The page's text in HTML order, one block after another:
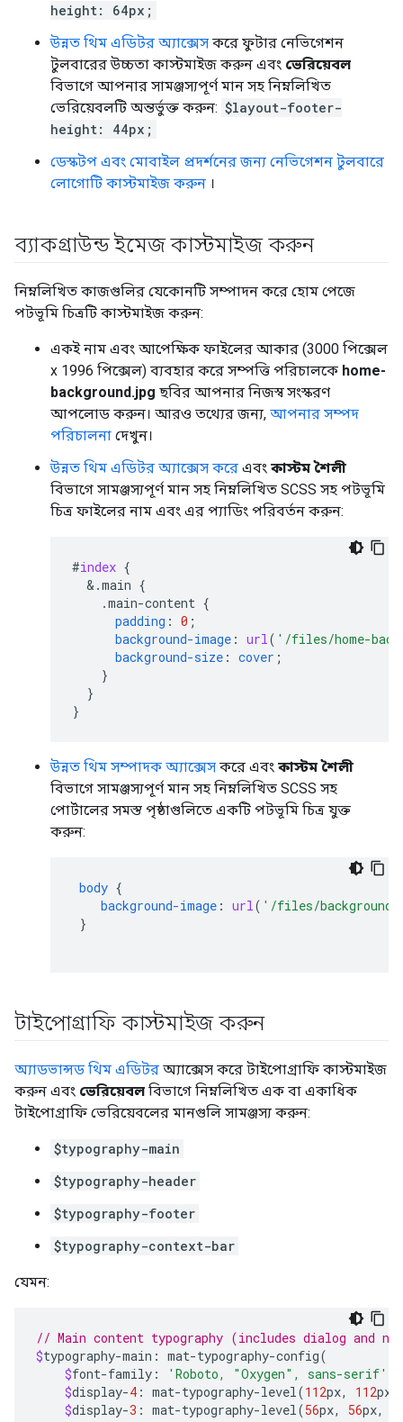
height: 64px;
উন্নত থিম এডিটর অ্যাক্সেস করে ফুটার নেভিগেশন
টুলবারের উচ্চতা কাস্টমাইজ করুন এবং ভেরিয়েবল
বিভাগে আপনার সামঞ্জস্যপূর্ণ মান সহ নিম্নলিখিত
ভেরিয়েবলটি অন্তর্ভুক্ত করুন: $layout-footer-
height: 44px;
ডেস্কটপ এবং মোবাইল প্রদর্শনের জন্য নেভিগেশন টুলবারে
লোগোটি কাস্টমাইজ করুন ।
ব্যাকগ্রাউন্ড ইমেজ কাস্টমাইজ করুন
নিম্নলিখিত কাজগুলির যেকোনটি সম্পাদন করে হোম পেজে
পটভূমি চিত্রটি কাস্টমাইজ করুন:
একই নাম এবং আপেক্ষিক ফাইলের আকার (3000 পিক্সেল
x 1996 পিক্সেল) ব্যবহার করে সম্পত্তি পরিচালকে home-
background.jpg ছবির আপনার নিজস্ব সংস্করণ
আপলোড করুন। আরও তথ্যের জন্য, আপনার সম্পদ
পরিচালনা দেখুন।
উন্নত থিম এডিটর অ্যাক্সেস করে এবং কাস্টম শৈলী
বিভাগে সামঞ্জস্যপূর্ণ মান সহ নিম্নলিখিত SCSS সহ পটভূমি
চিত্র ফাইলের নাম এবং এর প্যাডিং পরিবর্তন করুন:
#index {
& .main {
.main-content {
padding : 0 ;
background-image : url ( '/files/home-
background-size : cover ;
}
}
}
উন্নত থিম সম্পাদক অ্যাক্সেস করে এবং কাস্টম শৈলী
বিভাগে সামঞ্জস্যপূর্ণ মান সহ নিম্নলিখিত SCSS সহ
পোর্টালের সমস্ত পৃষ্ঠাগুলিতে একটি পটভূমি চিত্র যুক্ত
করুন:
body {
background-image : url ( '/files/
}
টাইপোগ্রাফি কাস্টমাইজ করুন
অ্যাডভান্সড থিম এডিটর অ্যাক্সেস করে টাইপোগ্রাফি কাস্টমাইজ
করুন এবং ভেরিয়েবল বিভাগে নিম্নলিখিত এক বা একাধিক
টাইপোগ্রাফি ভেরিয়েবলের মানগুলি সামঞ্জস্য করুন:
$typography-main
$typography-header
$typography-footer
$typography-context-bar
যেমন:
// Main content typography (includes dialog and
$typography-main : mat-typography-config(
$font-family : 'Roboto, "Oxygen", sans-serif'
$display-4 : mat-typography-level (112px, 112px
$display-3 : mat-typography-level (56px, 56px,